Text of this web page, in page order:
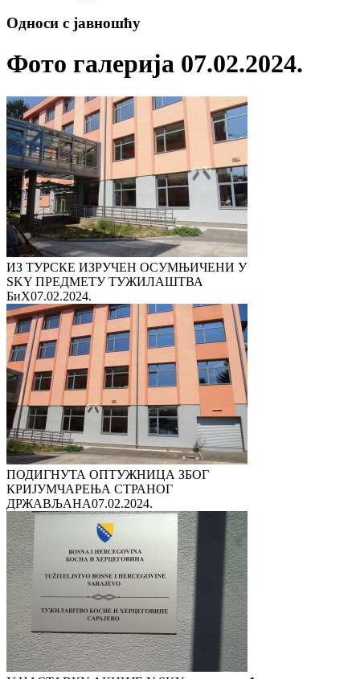
Односи с јавношћу
Фото галерија 07.02.2024.
ИЗ ТУРСКЕ ИЗРУЧЕН ОСУМЊИЧЕНИ У
SKY ПРЕДМЕТУ ТУЖИЛАШТВА
БиХ07.02.2024.
ПОДИГНУТА ОПТУЖНИЦА ЗБОГ
КРИЈУМЧАРЕЊА СТРАНОГ
ДРЖАВЉАНА07.02.2024.